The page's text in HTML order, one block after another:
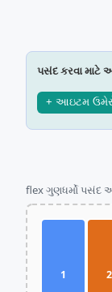
પસંદ કરવા માટે
+ આઇટમ
flex ગુણધર્મો પસંદ
1 2